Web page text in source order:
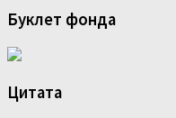
Буклет фонда
Цитата